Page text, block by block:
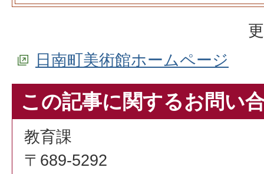
日南町美術館ホームページ
この記事に関するお問い
教育課
〒689-5292